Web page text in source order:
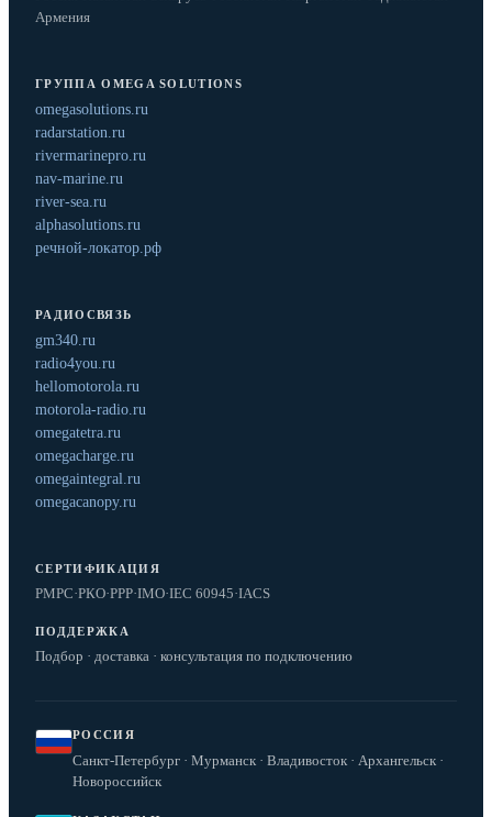
Армения
ГРУППА OMEGA SOLUTIONS
omegasolutions.ru
radarstation.ru
rivermarinepro.ru
nav-marine.ru
river-sea.ru
alphasolutions.ru
речной-локатор.рф
РАДИОСВЯЗЬ
gm340.ru
radio4you.ru
hellomotorola.ru
motorola-radio.ru
omegatetra.ru
omegacharge.ru
omegaintegral.ru
omegacanopy.ru
СЕРТИФИКАЦИЯ
РМРС·РКО·РРР·IMO·IEC 60945·IACS
ПОДДЕРЖКА
Подбор · доставка · консультация по подключению
РОССИЯ
Санкт-Петербург · Мурманск · Владивосток · Архангельск ·
Новороссийск